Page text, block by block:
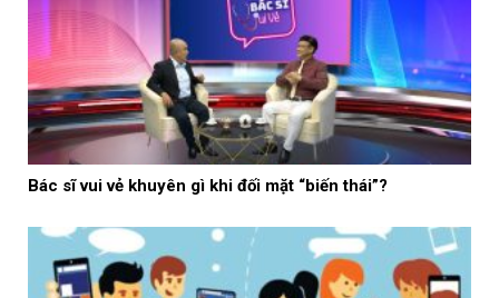
Bác sĩ vui vẻ khuyên gì khi đối mặt “biến thái”?